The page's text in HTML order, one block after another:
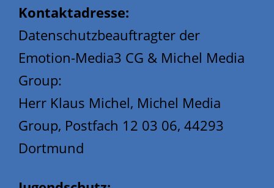
Kontaktadresse:
Datenschutzbeauftragter der
Emotion-Media3 CG & Michel Media
Group:
Herr Klaus Michel, Michel Media
Group, Postfach 12 03 06, 44293
Dortmund